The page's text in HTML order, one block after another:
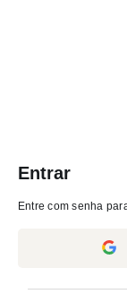
Entrar
Entre com senha